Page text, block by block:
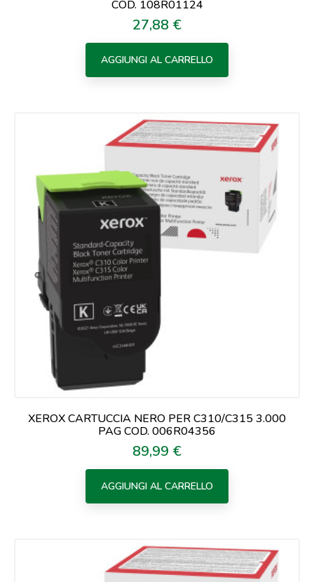
COD. 108R01124
Prezzo
27,88 €
AGGIUNGI AL CARRELLO
XEROX CARTUCCIA NERO PER C310/C315 3.000
PAG COD. 006R04356
Prezzo
89,99 €
AGGIUNGI AL CARRELLO